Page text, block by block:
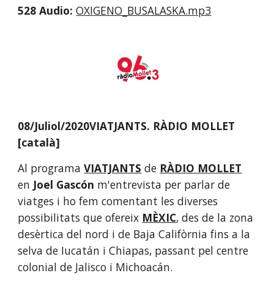
528 Audio: OXIGENO_BUSALASKA.mp3
08/Juliol/2020VIATJANTS. RÀDIO MOLLET
[català]
Al programa VIATJANTS de RÀDIO MOLLET
en Joel Gascón m'entrevista per parlar de
viatges i ho fem comentant les diverses
possibilitats que ofereix MÈXIC, des de la zona
desèrtica del nord i de Baja Califòrnia fins a la
selva de Iucatán i Chiapas, passant pel centre
colonial de Jalisco i Michoacán.